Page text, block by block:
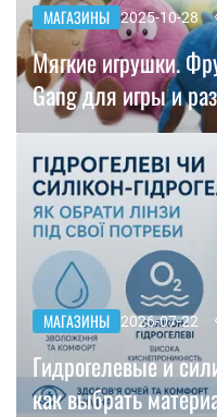
МАГАЗИНЫ 2025-10-28
Мягкие игрушки.
Gang для игры и
МАГАЗИНЫ 2026-07-22
Гидрогелевые и
как выбрать